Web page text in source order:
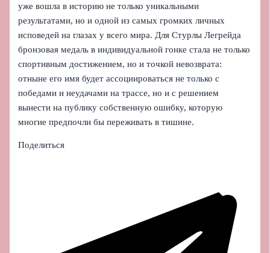
уже вошла в историю не только уникальными
результатами, но и одной из самых громких личных
исповедей на глазах у всего мира. Для Стурлы Легрейда
бронзовая медаль в индивидуальной гонке стала не только
спортивным достижением, но и точкой невозврата:
отныне его имя будет ассоциироваться не только с
победами и неудачами на трассе, но и с решением
вынести на публику собственную ошибку, которую
многие предпочли бы переживать в тишине.
Поделиться